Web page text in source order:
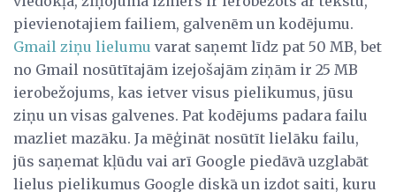
pievienotajiem failiem, galvenēm un kodējumu.
Gmail ziņu lielumu varat saņemt līdz pat 50 MB, bet
no Gmail nosūtītajām izejošajām ziņām ir 25 MB
ierobežojums, kas ietver visus pielikumus, jūsu
ziņu un visas galvenes. Pat kodējums padara failu
mazliet mazāku. Ja mēģināt nosūtīt lielāku failu,
jūs saņemat kļūdu vai arī Google piedāvā uzglabāt
lielus pielikumus Google diskā un izdot saiti, kuru